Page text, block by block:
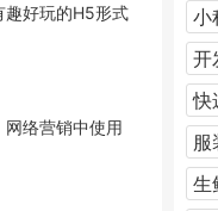
趣好玩的H5形式
络营销中使用
小
开
快
服
生